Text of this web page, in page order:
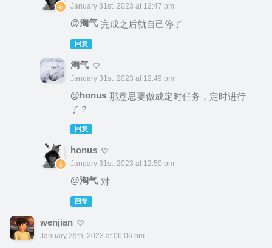
January 31st, 2023 at 12:47 pm
@淘气 完成之后就自己停了
回复
淘气
January 31st, 2023 at 12:49 pm
@honus 那意思要做成定时任务，定时进行
了？
回复
honus
January 31st, 2023 at 12:50 pm
@淘气 对
回复
wenjian
January 29th, 2023 at 06:06 pm